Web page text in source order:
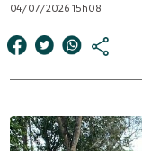
04/07/2026 15h08